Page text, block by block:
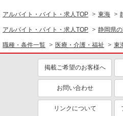
アルバイト・バイト・求人TOP 東海
アルバイト・バイト・求人TOP 静岡県
職種・条件一覧 医療・介護・福祉 東
掲載ご希望のお客様へ
お問い合わせ
リンクについて